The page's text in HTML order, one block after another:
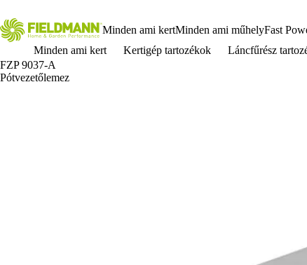
Minden ami kertMinden ami műhelyFast
Minden ami kert
Kertigép tartozékok Láncfűrész
FZP 9037-A
Pótvezetőlemez